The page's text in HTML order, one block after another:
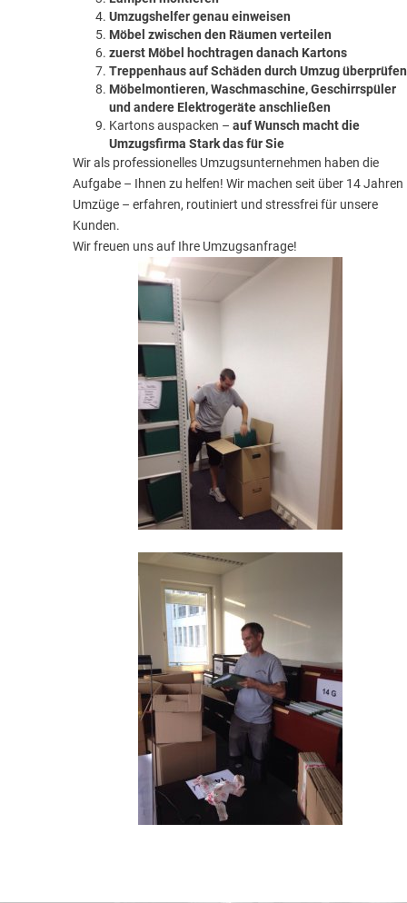
Umzugshelfer genau einweisen
Möbel zwischen den Räumen verteilen
zuerst Möbel hochtragen danach Kartons
Treppenhaus auf Schäden durch Umzug überprüfen
Möbelmontieren, Waschmaschine, Geschirrspüler
und andere Elektrogeräte anschließen
Kartons auspacken – auf Wunsch macht die
Umzugsfirma Stark das für Sie
Wir als professionelles Umzugsunternehmen haben die
Aufgabe – Ihnen zu helfen! Wir machen seit über 14 Jahren
Umzüge – erfahren, routiniert und stressfrei für unsere
Kunden.
Wir freuen uns auf Ihre Umzugsanfrage!